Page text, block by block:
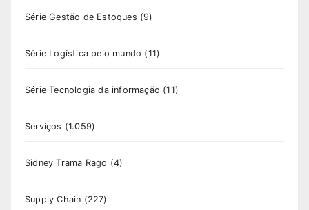
Série Gestão de Estoques (9)
Série Logística pelo mundo (11)
Série Tecnologia da informação (11)
Serviços (1.059)
Sidney Trama Rago (4)
Supply Chain (227)